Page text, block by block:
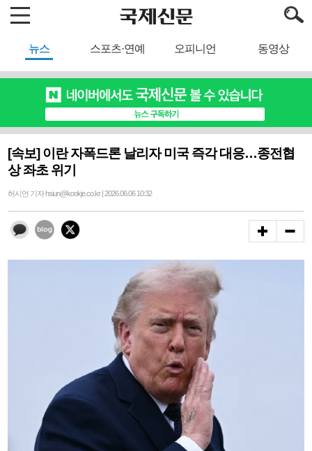
뉴스 스포츠·연예 오피니언 동영상
[속보] 이란 자폭드론 날리자 미국 즉각 대응…종전협
상 좌초 위기
허시언 기자 hsiun@kookje.co.kr | 2026.06.06 10:32